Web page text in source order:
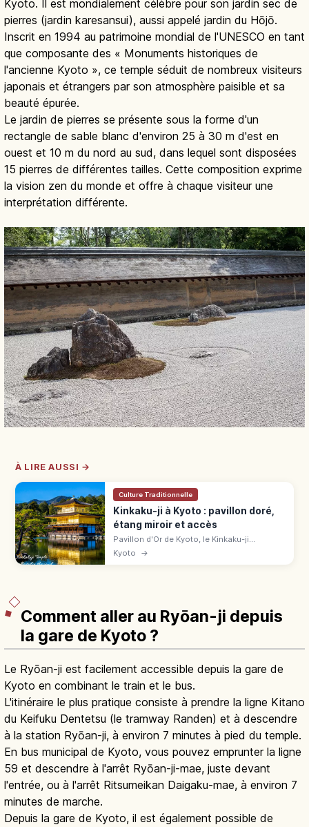
Kyoto. Il est mondialement célèbre pour son jardin sec de
pierres (jardin karesansui), aussi appelé jardin du Hōjō.
Inscrit en 1994 au patrimoine mondial de l'UNESCO en tant
que composante des « Monuments historiques de
l'ancienne Kyoto », ce temple séduit de nombreux visiteurs
japonais et étrangers par son atmosphère paisible et sa
beauté épurée.
Le jardin de pierres se présente sous la forme d'un
rectangle de sable blanc d'environ 25 à 30 m d'est en
ouest et 10 m du nord au sud, dans lequel sont disposées
15 pierres de différentes tailles. Cette composition exprime
la vision zen du monde et offre à chaque visiteur une
interprétation différente.
À LIRE AUSSI →
Culture Traditionnelle
Kinkaku-ji à Kyoto : pavillon doré,
étang miroir et accès
Pavillon d'Or de Kyoto, le Kinkaku-ji
(UNESCO) éblouit avec ses 3 étages dorés
reflétés dans l'étang. Tarifs, horaires, accès
Kyoto →
Comment aller au Ryōan-ji depuis
la gare de Kyoto ?
Le Ryōan-ji est facilement accessible depuis la gare de
Kyoto en combinant le train et le bus.
L'itinéraire le plus pratique consiste à prendre la ligne Kitano
du Keifuku Dentetsu (le tramway Randen) et à descendre
à la station Ryōan-ji, à environ 7 minutes à pied du temple.
En bus municipal de Kyoto, vous pouvez emprunter la ligne
59 et descendre à l'arrêt Ryōan-ji-mae, juste devant
l'entrée, ou à l'arrêt Ritsumeikan Daigaku-mae, à environ 7
minutes de marche.
Depuis la gare de Kyoto, il est également possible de